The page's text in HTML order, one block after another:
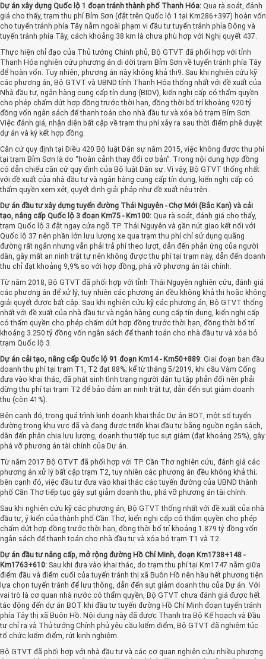
Dự án xây dựng Quốc lộ 1 đoạn tránh thành phố Thanh Hóa: Qua rà soát, đánh
giá cho thấy, trạm thu phí Bỉm Sơn (đặt trên Quốc lộ 1 tại Km286+397) hoàn vốn
cho tuyến tránh phía Tây nằm ngoài phạm vi đầu tư tuyến tránh phía Đông và
tuyến tránh phía Tây, cách khoảng 38 km là chưa phù hợp với Nghị quyết 437.
Thực hiện chỉ đạo của Thủ tướng Chính phủ, Bộ GTVT đã phối hợp với tỉnh
Thanh Hóa nghiên cứu phương án di dời trạm Bỉm Sơn về tuyến tránh phía Tây
để hoàn vốn. Tuy nhiên, phương án này không khả thi9. Sau khi nghiên cứu kỹ
các phương án, Bộ GTVT và UBND tỉnh Thanh Hóa thống nhất với đề xuất của
Nhà đầu tư, ngân hàng cung cấp tín dụng (BIDV), kiến nghị cấp có thẩm quyền
cho phép chấm dứt hợp đồng trước thời hạn, đồng thời bố trí khoảng 920 tỷ
đồng vốn ngân sách để thanh toán cho nhà đầu tư và xóa bỏ trạm Bỉm Sơn.
Việc đánh giá, nhận diện bất cập về trạm thu phí xảy ra sau thời điểm phê duyệt
dự án và ký kết hợp đồng.
Căn cứ quy định tại Điều 420 Bộ luật Dân sự năm 2015, việc không được thu phí
tại trạm Bỉm Sơn là do “hoàn cảnh thay đổi cơ bản”. Trong nội dung hợp đồng
có dẫn chiếu căn cứ quy định của Bộ luật Dân sự. Vì vậy, Bộ GTVT thống nhất
với đề xuất của nhà đầu tư và ngân hàng cung cấp tín dụng, kiến nghị cấp có
thẩm quyền xem xét, quyết định giải pháp như đề xuất nêu trên.
Dự án đầu tư xây dựng tuyến đường Thái Nguyên - Chợ Mới (Bắc Kạn) và cải
tạo, nâng cấp Quốc lộ 3 đoạn Km75 - Km100: Qua rà soát, đánh giá cho thấy,
trạm Quốc lộ 3 đặt ngay cửa ngõ TP. Thái Nguyên và gần nút giao kết nối với
Quốc lộ 37 nên phần lớn lưu lượng xe qua trạm thu phí chỉ sử dụng quãng
đường rất ngắn nhưng vẫn phải trả phí theo lượt, dẫn đến phản ứng của người
dân, gây mất an ninh trật tự nên không được thu phí tại trạm này, dẫn đến doanh
thu chỉ đạt khoảng 9,9% so với hợp đồng, phá vỡ phương án tài chính.
Từ năm 2018, Bộ GTVT đã phối hợp với tỉnh Thái Nguyên nghiên cứu, đánh giá
các phương án để xử lý; tuy nhiên các phương án đều không khả thi hoặc không
giải quyết được bất cập. Sau khi nghiên cứu kỹ các phương án, Bộ GTVT thống
nhất với đề xuất của nhà đầu tư và ngân hàng cung cấp tín dụng, kiến nghị cấp
có thẩm quyền cho phép chấm dứt hợp đồng trước thời hạn, đồng thời bố trí
khoảng 3.250 tỷ đồng vốn ngân sách để thanh toán cho nhà đầu tư và xóa bỏ
trạm Quốc lộ 3.
Dự án cải tạo, nâng cấp Quốc lộ 91 đoạn Km14 - Km50+889: Giai đoạn ban đầu
doanh thu phí tại trạm T1, T2 đạt 88%; kể từ tháng 5/2019, khi cầu Vàm Cống
đưa vào khai thác, đã phát sinh tình trạng người dân tụ tập phản đối nên phải
dừng thu phí tại trạm T2 để bảo đảm an ninh trật tự, dẫn đến sụt giảm doanh
thu (còn 41%).
Bên cạnh đó, trong quá trình kinh doanh khai thác Dự án BOT, một số tuyến
đường trong khu vực đã và đang được triển khai đầu tư bằng nguồn ngân sách,
dẫn đến phân chia lưu lượng, doanh thu tiếp tục sụt giảm (đạt khoảng 25%), gây
phá vỡ phương án tài chính của Dự án.
Từ năm 2017 Bộ GTVT đã phối hợp với TP. Cần Thơ nghiên cứu, đánh giá các
phương án xử lý bất cập trạm T2, tuy nhiên các phương án đều không khả thi;
bên cạnh đó, việc đầu tư đưa vào khai thác các tuyến đường của UBND thành
phố Cần Thơ tiếp tục gây sụt giảm doanh thu, phá vỡ phương án tài chính.
Sau khi nghiên cứu kỹ các phương án, Bộ GTVT thống nhất với đề xuất của nhà
đầu tư, ý kiến của thành phố Cần Thơ, kiến nghị cấp có thẩm quyền cho phép
chấm dứt hợp đồng trước thời hạn, đồng thời bố trí khoảng 1.879 tỷ đồng vốn
ngân sách để thanh toán cho nhà đầu tư và xóa bỏ trạm T1 và T2.
Dự án đầu tư nâng cấp, mở rộng đường Hồ Chí Minh, đoạn Km1738+148 -
Km1763+610: Sau khi đưa vào khai thác, do trạm thu phí tại Km1747 nằm giữa
điểm đầu và điểm cuối của tuyến tránh thị xã Buôn Hồ nên hầu hết phương tiện
lựa chọn tuyến tránh để lưu thông, dẫn đến sụt giảm doanh thu của Dự án. Với
vai trò là cơ quan nhà nước có thẩm quyền, Bộ GTVT chưa đánh giá được hết
tác động đến dự án BOT khi đầu tư tuyến đường Hồ Chí Minh đoạn tuyến tránh
phía Tây thị xã Buôn Hồ. Nội dung này đã được Thanh tra Bộ Kế hoạch và Đầu
tư chỉ ra và Thủ tướng Chính phủ yêu cầu kiểm điểm, Bộ GTVT đã nghiêm túc
tổ chức kiểm điểm, rút kinh nghiệm.
Bộ GTVT đã phối hợp với nhà đầu tư và các cơ quan nghiên cứu nhiều phương